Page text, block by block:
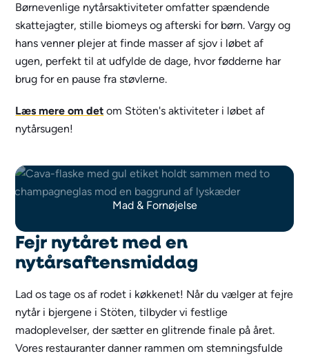
Børnevenlige nytårsaktiviteter omfatter spændende
skattejagter, stille biomeys og afterski for børn. Vargy og
hans venner plejer at finde masser af sjov i løbet af
ugen, perfekt til at udfylde de dage, hvor fødderne har
brug for en pause fra støvlerne.
Læs mere om det om Stöten's aktiviteter i løbet af
nytårsugen!
Mad & Fornøjelse
Fejr nytåret med en
nytårsaftensmiddag
Lad os tage os af rodet i køkkenet! Når du vælger at fejre
nytår i bjergene i Stöten, tilbyder vi festlige
madoplevelser, der sætter en glitrende finale på året.
Vores restauranter danner rammen om stemningsfulde